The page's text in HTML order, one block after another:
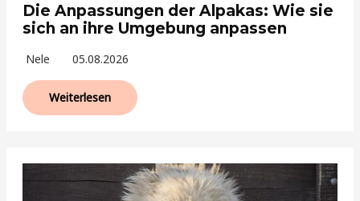
Die Anpassungen der Alpakas: Wie sie
sich an ihre Umgebung anpassen
Nele 05.08.2026
Weiterlesen